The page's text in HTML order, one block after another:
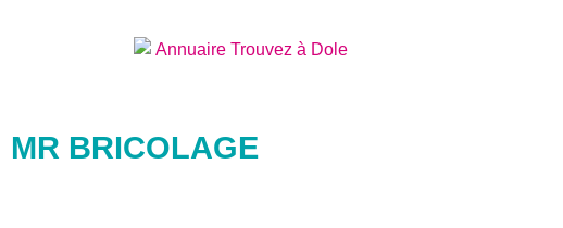
MR BRICOLAGE